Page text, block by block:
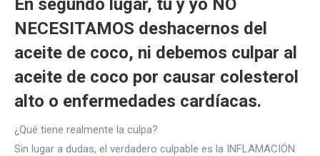
En segundo lugar, tu y yo NO
NECESITAMOS deshacernos del
aceite de coco, ni debemos culpar al
aceite de coco por causar colesterol
alto o enfermedades cardíacas.
¿Qué tiene realmente la culpa?
Sin lugar a dudas, el verdadero culpable es la INFLAMACIÓN.